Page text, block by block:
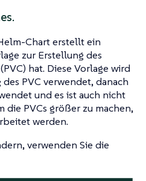
Chart erstellt ein
zur Erstellung des
hat. Diese Vorlage wird
PVC verwendet, danach
und es ist auch nicht
die PVCs größer zu machen,
werden.
verwenden Sie die